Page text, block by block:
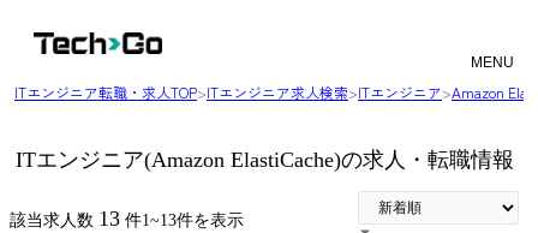
MENU
ITエンジニア転職・求人TOP>ITエンジニア求人検索>ITエンジニア>Amazon
ITエンジニア(Amazon ElastiCache)の求人・転職情報
該当求人数 13 件1~13件を表示